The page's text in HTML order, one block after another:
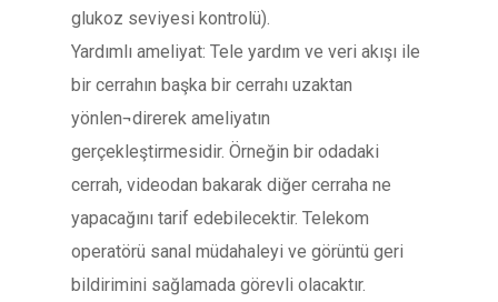
glukoz seviyesi kontrolü).
Yardımlı ameliyat: Tele yardım ve veri akışı ile
bir cerrahın başka bir cerrahı uzaktan
yönlen¬direrek ameliyatın
gerçekleştirmesidir. Örneğin bir odadaki
cerrah, videodan bakarak diğer cerraha ne
yapacağını tarif edebilecektir. Telekom
operatörü sanal müdahaleyi ve görüntü geri
bildirimini sağlamada görevli olacaktır.